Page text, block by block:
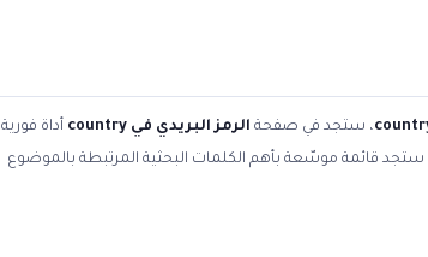
، ستجد في صفحة الرمز البريدي في country
أداة فورية
ستجد قائمة موسّعة بأهم الكلمات البحثية المرتبطة بالموضوع